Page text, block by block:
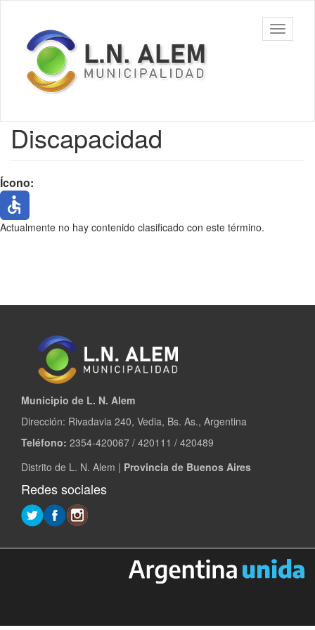
contenido
principal
Municipalidad
de L. N. Alem
barra
Contenido
Discapacidad
Ícono:
Actualmente no hay contenido clasificado con este término.
Municipio de L. N. Alem
Dirección: Rivadavia 240, Vedia, Bs. As., Argentina
Teléfono: 2354-420067 / 420111 / 420489
Distrito de L. N. Alem | Provincia de Buenos Aires
Redes sociales